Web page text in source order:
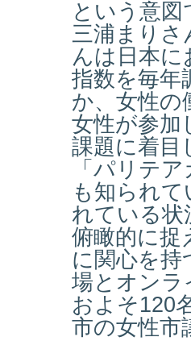
という意
三浦まりさ
んは日本
指数を毎年
か、女性の
女性が参加
課題に着目
「パリテ
も知られ
れている状
俯瞰的に捉
に関心を持
場とオンラ
およそ120
市の女性市